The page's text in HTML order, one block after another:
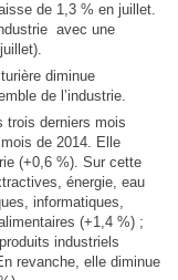
de 1,3 % en juillet.
avec une
diminue
de l’industrie.
trois derniers mois
de 2014. Elle
(+0,6 %). Sur cette
énergie, eau
informatiques,
(+1,4 %) ;
industriels
revanche, elle diminue